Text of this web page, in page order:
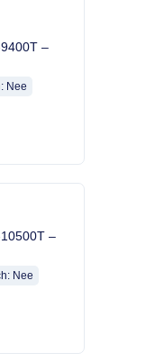
–
Nee
–
Nee